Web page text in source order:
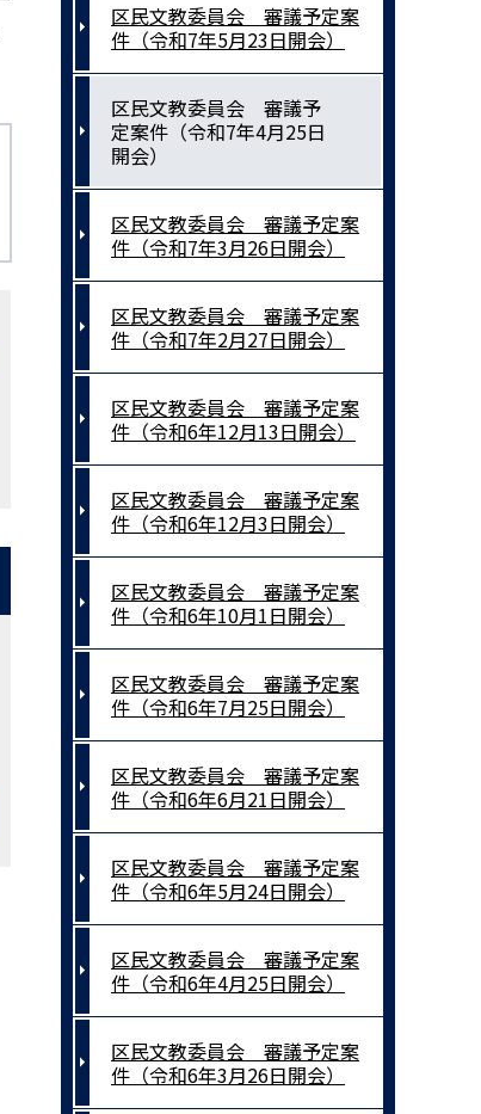
区民文教委員会 審議予定案
件（令和7年5月23日開会）
区民文教委員会 審議予
定案件（令和7年4月25日
開会）
区民文教委員会 審議予定案
件（令和7年3月26日開会）
区民文教委員会 審議予定案
件（令和7年2月27日開会）
区民文教委員会 審議予定案
件（令和6年12月13日開会）
区民文教委員会 審議予定案
件（令和6年12月3日開会）
区民文教委員会 審議予定案
件（令和6年10月1日開会）
区民文教委員会 審議予定案
件（令和6年7月25日開会）
区民文教委員会 審議予定案
件（令和6年6月21日開会）
区民文教委員会 審議予定案
件（令和6年5月24日開会）
区民文教委員会 審議予定案
件（令和6年4月25日開会）
区民文教委員会 審議予定案
件（令和6年3月26日開会）